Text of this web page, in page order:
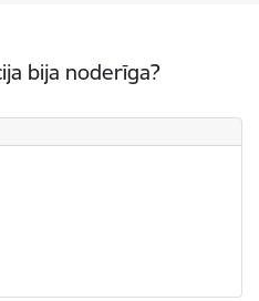
bija noderīga?